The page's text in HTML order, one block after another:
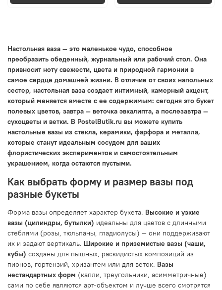
Настольная ваза — это маленькое чудо, способное
преобразить обеденный, журнальный или рабочий стол. Она
привносит ноту свежести, цвета и природной гармонии в
самое сердце домашней жизни. В отличие от своих напольных
сестер, настольная ваза создает интимный, камерный акцент,
который меняется вместе с ее содержимым: сегодня это букет
полевых цветов, завтра — веточка эвкалипта, а послезавтра —
сухоцветы и ветки. В PostelButik.ru вы можете купить
настольные вазы из стекла, керамики, фарфора и металла,
которые станут идеальным сосудом для ваших
флористических экспериментов и самостоятельным
украшением, когда остаются пустыми.
Как выбрать форму и размер вазы под
разные букеты
Форма вазы определяет характер букета. Высокие и узкие
вазы (цилиндры, бутылки) идеальны для цветов с длинными
стеблями (розы, тюльпаны, гладиолусы) — они поддерживают
их и задают вертикаль. Широкие и приземистые вазы (чаши,
кубы) созданы для пышных, раскидистых композиций из
пионов, гортензий, хризантем или для веток. Вазы
нестандартных форм (капли, треугольники, асимметричные)
сами по себе являются арт-объектом и лучше всего смотрятся